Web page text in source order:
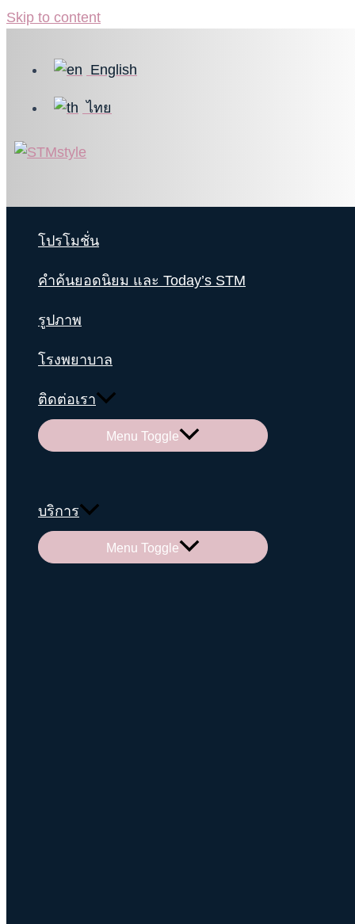
Skip to content
English
ไทย
โปรโมชั่น
คำค้นยอดนิยม และ Today’s STM
รูปภาพ
โรงพยาบาล
ติดต่อเรา
Menu Toggle
บริการ
Menu Toggle